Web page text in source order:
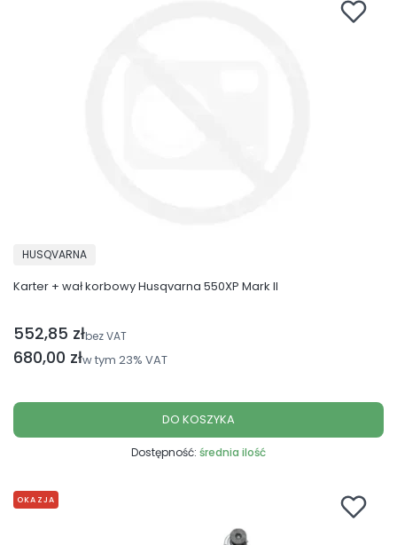
Karter + wał korbowy Husqvarna 550XP Mark II
PRODUCENT
HUSQVARNA
Cena brutto
680,00 złw tym 23% VAT
Cena netto
552,85 złbez VAT
DO KOSZYKA
Dostępność: średnia ilość
OKAZJA